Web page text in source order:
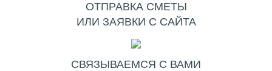
ОТПРАВКА СМЕТЫ
ИЛИ ЗАЯВКИ С САЙТА
СВЯЗЫВАЕМСЯ С ВАМИ